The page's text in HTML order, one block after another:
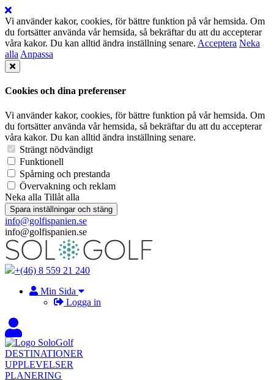
Vi använder kakor, cookies, för bättre funktion på vår hemsida. Om
du fortsätter använda vår hemsida, så bekräftar du att du accepterar
våra kakor. Du kan alltid ändra inställning senare. Acceptera Neka
alla Anpassa
Cookies och dina preferenser
Vi använder kakor, cookies, för bättre funktion på vår hemsida. Om
du fortsätter använda vår hemsida, så bekräftar du att du accepterar
våra kakor. Du kan alltid ändra inställning senare.
Strängt nödvändigt
Funktionell
Spårning och prestanda
Övervakning och reklam
Neka alla Tillåt alla
Spara inställningar och stäng
info@golfispanien.se
info@golfispanien.se
+(46) 8 559 21 240
Min Sida
Logga in
DESTINATIONER
UPPLEVELSER
PLANERING